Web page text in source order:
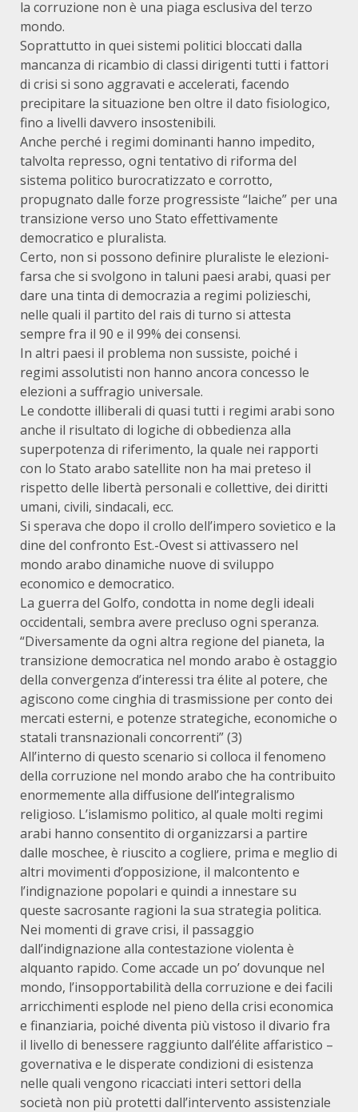
la corruzione non è una piaga esclusiva del terzo
mondo.
Soprattutto in quei sistemi politici bloccati dalla
mancanza di ricambio di classi dirigenti tutti i fattori
di crisi si sono aggravati e accelerati, facendo
precipitare la situazione ben oltre il dato fisiologico,
fino a livelli davvero insostenibili.
Anche perché i regimi dominanti hanno impedito,
talvolta represso, ogni tentativo di riforma del
sistema politico burocratizzato e corrotto,
propugnato dalle forze progressiste “laiche” per una
transizione verso uno Stato effettivamente
democratico e pluralista.
Certo, non si possono definire pluraliste le elezioni-
farsa che si svolgono in taluni paesi arabi, quasi per
dare una tinta di democrazia a regimi polizieschi,
nelle quali il partito del rais di turno si attesta
sempre fra il 90 e il 99% dei consensi.
In altri paesi il problema non sussiste, poiché i
regimi assolutisti non hanno ancora concesso le
elezioni a suffragio universale.
Le condotte illiberali di quasi tutti i regimi arabi sono
anche il risultato di logiche di obbedienza alla
superpotenza di riferimento, la quale nei rapporti
con lo Stato arabo satellite non ha mai preteso il
rispetto delle libertà personali e collettive, dei diritti
umani, civili, sindacali, ecc.
Si sperava che dopo il crollo dell’impero sovietico e la
dine del confronto Est.-Ovest si attivassero nel
mondo arabo dinamiche nuove di sviluppo
economico e democratico.
La guerra del Golfo, condotta in nome degli ideali
occidentali, sembra avere precluso ogni speranza.
“Diversamente da ogni altra regione del pianeta, la
transizione democratica nel mondo arabo è ostaggio
della convergenza d’interessi tra élite al potere, che
agiscono come cinghia di trasmissione per conto dei
mercati esterni, e potenze strategiche, economiche o
statali transnazionali concorrenti” (3)
All’interno di questo scenario si colloca il fenomeno
della corruzione nel mondo arabo che ha contribuito
enormemente alla diffusione dell’integralismo
religioso. L’islamismo politico, al quale molti regimi
arabi hanno consentito di organizzarsi a partire
dalle moschee, è riuscito a cogliere, prima e meglio di
altri movimenti d’opposizione, il malcontento e
l’indignazione popolari e quindi a innestare su
queste sacrosante ragioni la sua strategia politica.
Nei momenti di grave crisi, il passaggio
dall’indignazione alla contestazione violenta è
alquanto rapido. Come accade un po’ dovunque nel
mondo, l’insopportabilità della corruzione e dei facili
arricchimenti esplode nel pieno della crisi economica
e finanziaria, poiché diventa più vistoso il divario fra
il livello di benessere raggiunto dall’élite affaristico –
governativa e le disperate condizioni di esistenza
nelle quali vengono ricacciati interi settori della
società non più protetti dall’intervento assistenziale